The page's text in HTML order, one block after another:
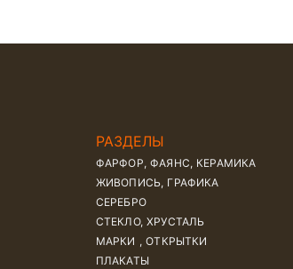
РАЗДЕЛЫ
ФАРФОР, ФАЯНС, КЕРАМИКА
ЖИВОПИСЬ, ГРАФИКА
СЕРЕБРО
СТЕКЛО, ХРУСТАЛЬ
МАРКИ , ОТКРЫТКИ
ПЛАКАТЫ